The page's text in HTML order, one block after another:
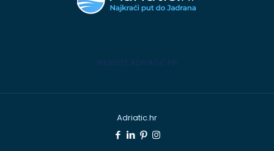
WEBSITE ADRIATIC.HR
Adriatic.hr